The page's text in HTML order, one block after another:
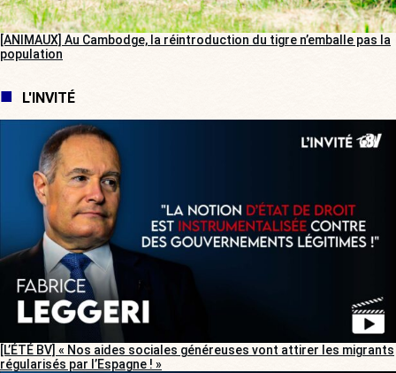
[ANIMAUX] Au Cambodge, la réintroduction du tigre n’emballe pas la
population
L'INVITÉ
[L’ÉTÉ BV] « Nos aides sociales généreuses vont attirer les migrants
régularisés par l’Espagne ! »